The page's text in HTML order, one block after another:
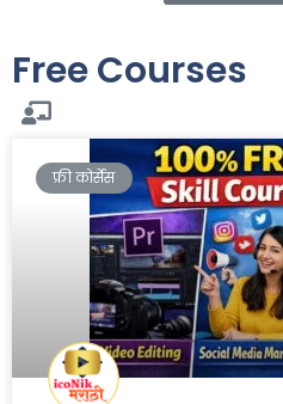
Free Courses
फ्री कोर्सेस